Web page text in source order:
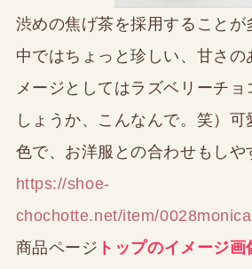
渋めの焦げ茶を採用すること
中ではちょっと珍しい、甘さの
メージとしてはラズベリーチ
しょうか、こんなんで。笑）
色で、お洋服との合わせもしや
https://shoe-
chochotte.net/item/
商品ページ トップのイメージ